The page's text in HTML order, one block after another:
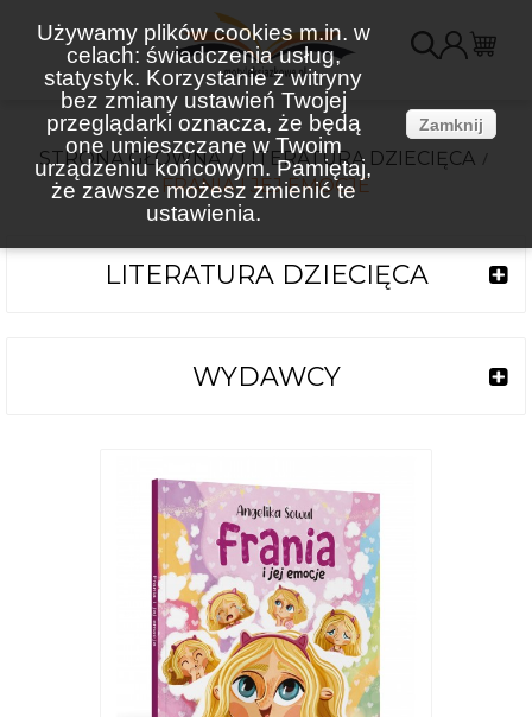
Używamy plików cookies m.in. w
celach: świadczenia usług,
statystyk. Korzystanie z witryny
bez zmiany ustawień Twojej
przeglądarki oznacza, że będą
one umieszczane w Twoim
urządzeniu końcowym. Pamiętaj,
że zawsze możesz zmienić te
ustawienia.
Zamknij
STRONA GŁÓWNA
LITERATURA DZIECIĘCA
FRANIA I JEJ EMOCJE
LITERATURA DZIECIĘCA
WYDAWCY